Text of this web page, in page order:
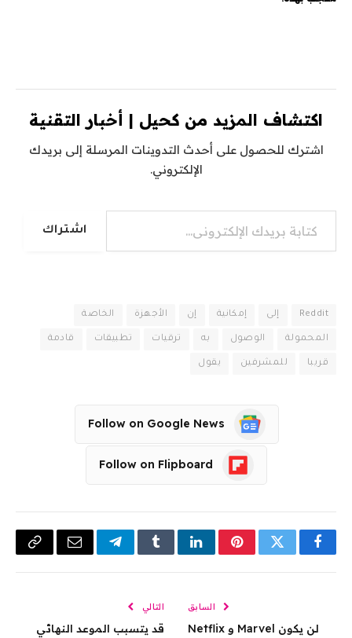
اكتشاف المزيد من كحيل | أخبار التقنية
اشترك للحصول على أحدث التدوينات المرسلة إلى بريدك
الإلكتروني.
كتابة بريدك الإلكتروني...
اشتراك
Reddit إلى إمكانية إن الأجهزة الخاصة
المحمولة الوصول به ترقيات تطبيقات قادمة
قريبا للمشرفين يقول
Follow on Google News
Follow on Flipboard
فيسبوكتويتر بينتيريستلينكدإنTumblrتيلقرامالبريد
Copy
السابق
لن يكون Marvel و Netflix
التالي
قد يتسبب الموعد النهائي